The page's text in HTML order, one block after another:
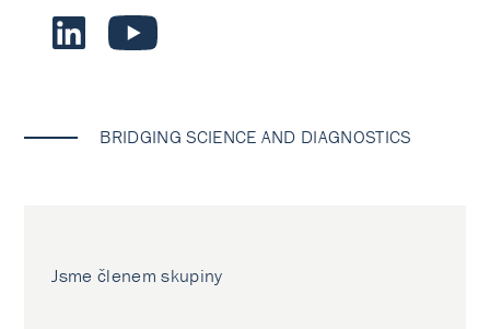
BRIDGING SCIENCE AND DIAGNOSTICS
Jsme členem skupiny